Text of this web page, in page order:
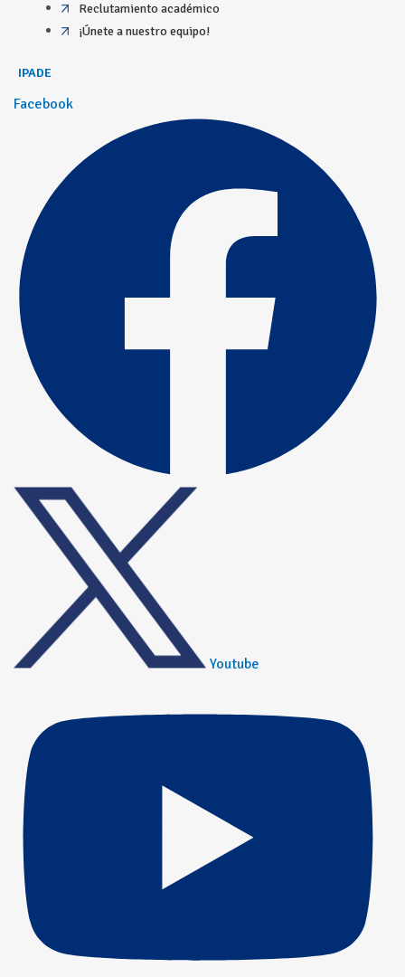
Reclutamiento académico
¡Únete a nuestro equipo!
IPADE
Facebook
Youtube